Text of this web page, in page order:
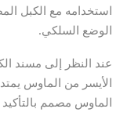
استخدامه مع الكبل
الوضع السلكي.
عند النظر إلى مسند
الأيسر من الماوس
الماوس مصمم بالتأكيد